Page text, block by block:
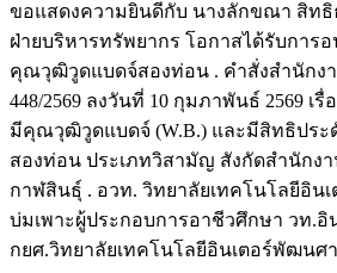
ขอแสดงความยินดีกับ นางลักขณา สิทธิ
ฝ่ายบริหารทรัพยากร โอกาสได้รับการ
คุณวุฒิวูดแบดจ์สองท่อน . คำสั่งสำนักง
448/2569 ลงวันที่ 10 กุมภาพันธ์ 2569 เ
มีคุณวุฒิวูดแบดจ์ (W.B.) และมีสิทธิประ
สองท่อน ประเภทวิสามัญ สังกัดสำนักงา
กาฬสินธุ์ . อวท. วิทยาลัยเทคโนโลยีอิน
บ่มเพาะผู้ประกอบการอาชีวศึกษา วท.
กยศ.วิทยาลัยเทคโนโลยีอินเตอร์พัฒนศ